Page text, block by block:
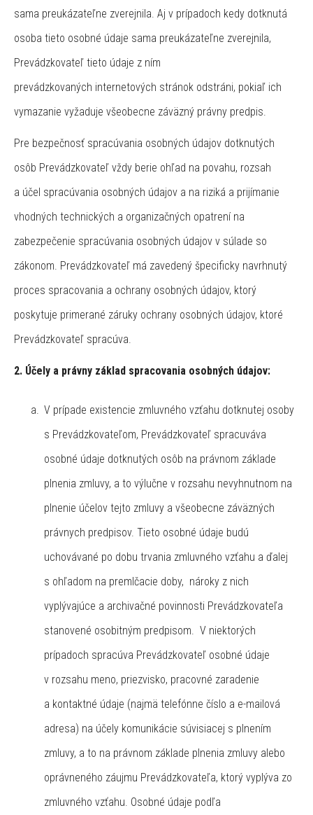
sama preukázateľne zverejnila. Aj v prípadoch kedy dotknutá
osoba tieto osobné údaje sama preukázateľne zverejnila,
Prevádzkovateľ tieto údaje z ním
prevádzkovaných internetových stránok odstráni, pokiaľ ich
vymazanie vyžaduje všeobecne záväzný právny predpis.
Pre bezpečnosť spracúvania osobných údajov dotknutých
osôb Prevádzkovateľ vždy berie ohľad na povahu, rozsah
a účel spracúvania osobných údajov a na riziká a prijímanie
vhodných technických a organizačných opatrení na
zabezpečenie spracúvania osobných údajov v súlade so
zákonom. Prevádzkovateľ má zavedený špecificky navrhnutý
proces spracovania a ochrany osobných údajov, ktorý
poskytuje primerané záruky ochrany osobných údajov, ktoré
Prevádzkovateľ spracúva.
2. Účely a právny základ spracovania osobných údajov:
V prípade existencie zmluvného vzťahu dotknutej osoby
s Prevádzkovateľom, Prevádzkovateľ spracuváva
osobné údaje dotknutých osôb na právnom základe
plnenia zmluvy, a to výlučne v rozsahu nevyhnutnom na
plnenie účelov tejto zmluvy a všeobecne záväzných
právnych predpisov. Tieto osobné údaje budú
uchovávané po dobu trvania zmluvného vzťahu a ďalej
s ohľadom na premlčacie doby, nároky z nich
vyplývajúce a archivačné povinnosti Prevádzkovateľa
stanovené osobitným predpisom. V niektorých
prípadoch spracúva Prevádzkovateľ osobné údaje
v rozsahu meno, priezvisko, pracovné zaradenie
a kontaktné údaje (najmä telefónne číslo a e-mailová
adresa) na účely komunikácie súvisiacej s plnením
zmluvy, a to na právnom základe plnenia zmluvy alebo
oprávneného záujmu Prevádzkovateľa, ktorý vyplýva zo
zmluvného vzťahu. Osobné údaje podľa